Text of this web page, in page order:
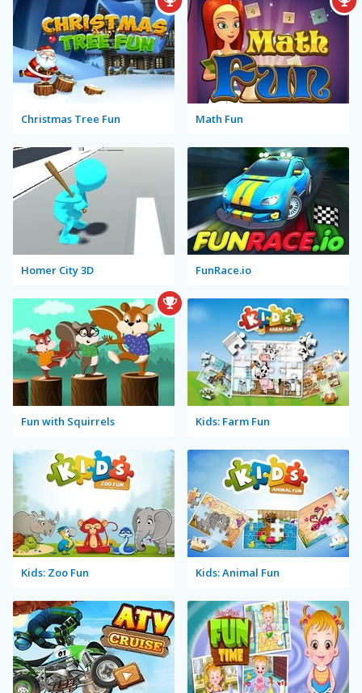
Christmas Tree Fun Math Fun
Homer City 3D FunRace.io
Fun with Squirrels Kids: Farm Fun
Kids: Zoo Fun Kids: Animal Fun